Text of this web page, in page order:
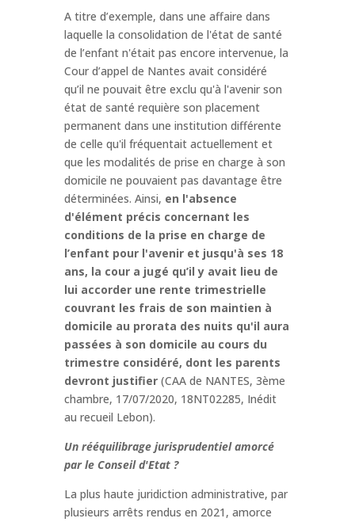
A titre d’exemple, dans une affaire dans
laquelle la consolidation de l'état de santé
de l’enfant n'était pas encore intervenue, la
Cour d’appel de Nantes avait considéré
qu’il ne pouvait être exclu qu'à l'avenir son
état de santé requière son placement
permanent dans une institution différente
de celle qu'il fréquentait actuellement et
que les modalités de prise en charge à son
domicile ne pouvaient pas davantage être
déterminées. Ainsi, en l'absence
d'élément précis concernant les
conditions de la prise en charge de
l’enfant pour l'avenir et jusqu'à ses 18
ans, la cour a jugé qu’il y avait lieu de
lui accorder une rente trimestrielle
couvrant les frais de son maintien à
domicile au prorata des nuits qu'il aura
passées à son domicile au cours du
trimestre considéré, dont les parents
devront justifier (CAA de NANTES, 3ème
chambre, 17/07/2020, 18NT02285, Inédit
au recueil Lebon).
Un rééquilibrage jurisprudentiel amorcé
par le Conseil d'Etat ?
La plus haute juridiction administrative, par
plusieurs arrêts rendus en 2021, amorce